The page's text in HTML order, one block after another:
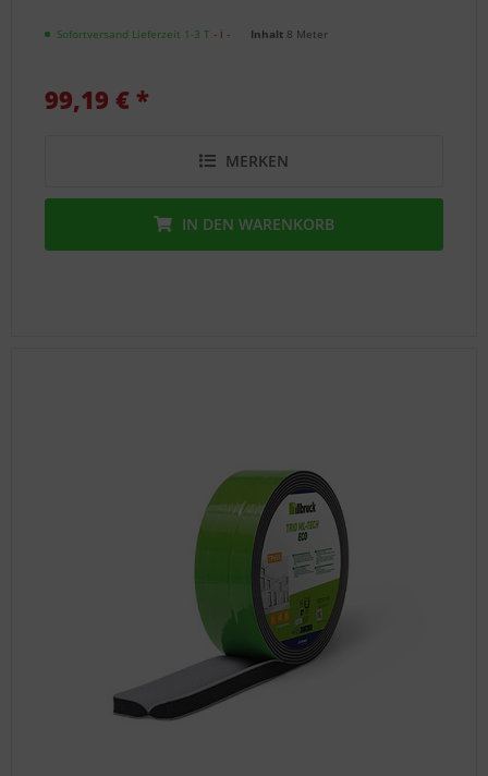
Sofortversand Lieferzeit 1-3 T- ℹ - Inhalt 8 Meter
99,19 € *
MERKEN
IN DEN WARENKORB